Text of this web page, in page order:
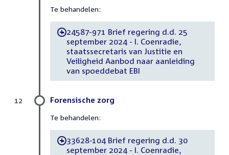
Te behandelen:
-24587-971 Brief regering d.d. 25
september 2024 - I. Coenradie,
staatssecretaris van Justitie en
Veiligheid Aanbod naar aanleiding
van spoeddebat EBI
Forensische zorg
Te behandelen:
-33628-104 Brief regering d.d. 30
september 2024 - I. Coenradie,
12